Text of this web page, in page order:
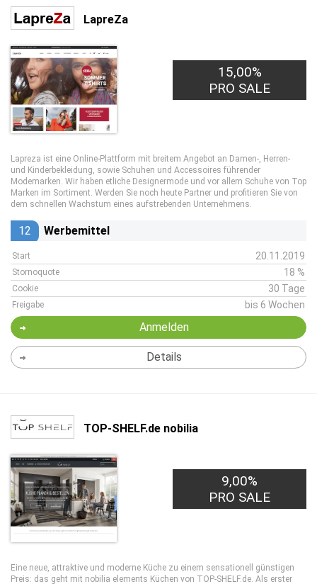
LapreZa
15,00%
PRO SALE
Lapreza ist eine Online-Plattform mit breitem Angebot an Damen-, Herren-
und Kinderbekleidung, sowie Schuhen und Accessoires führender
Modemarken. Wir haben etliche Designermode und vor allem Schuhe von Top
Marken im Sortiment. Werden Sie noch heute Partner und profitieren Sie von
dem schnellen Wachstum eines aufstrebenden Unternehmens.
12 Werbemittel
Start 20.11.2019
Stornoquote 18 %
Cookie 30 Tage
Freigabe bis 6 Wochen
Anmelden
Details
TOP-SHELF.de nobilia
9,00%
PRO SALE
Eine neue, attraktive und moderne Küche zu einem sensationell günstigen
Preis: das geht mit nobilia elements Küchen von TOP-SHELF.de. Als erster